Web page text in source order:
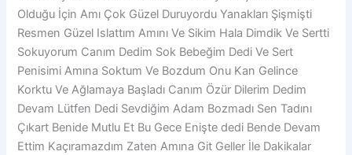
Olduğu İçin Amı Çok Güzel Duruyordu Yanakları Şişmişti
Resmen Güzel Islattım Amını Ve Sikim Hala Dimdik Ve Sertti
Sokuyorum Canım Dedim Sok Bebeğim Dedi Ve Sert
Penisimi Amına Soktum Ve Bozdum Onu Kan Gelince
Korktu Ve Ağlamaya Başladı Canım Özür Dilerim Dedim
Devam Lütfen Dedi Sevdiğim Adam Bozmadı Sen Tadını
Çıkart Benide Mutlu Et Bu Gece Enişte dedi Bende Devam
Ettim Kaçıramazdım Zaten Amına Git Geller İle Dakikalar